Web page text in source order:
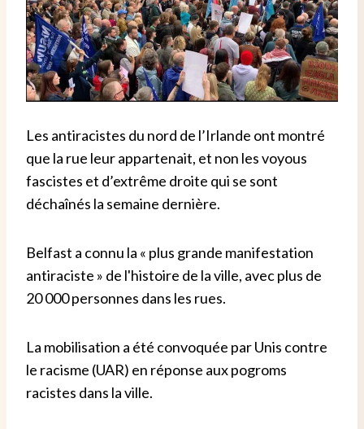
Les antiracistes du nord de l’Irlande ont montré
que la rue leur appartenait, et non les voyous
fascistes et d’extrême droite qui se sont
déchaînés la semaine dernière.
Belfast a connu la « plus grande manifestation
antiraciste » de l'histoire de la ville, avec plus de
20 000 personnes dans les rues.
La mobilisation a été convoquée par Unis contre
le racisme (UAR) en réponse aux pogroms
racistes dans la ville.